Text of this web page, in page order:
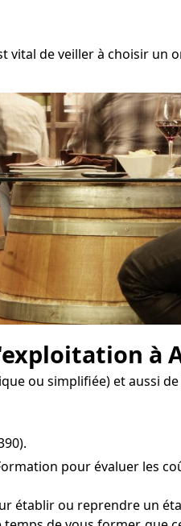
vital de veiller à choisir
à
ou simplifiée) et aussi
pour évaluer les
établir ou reprendre un